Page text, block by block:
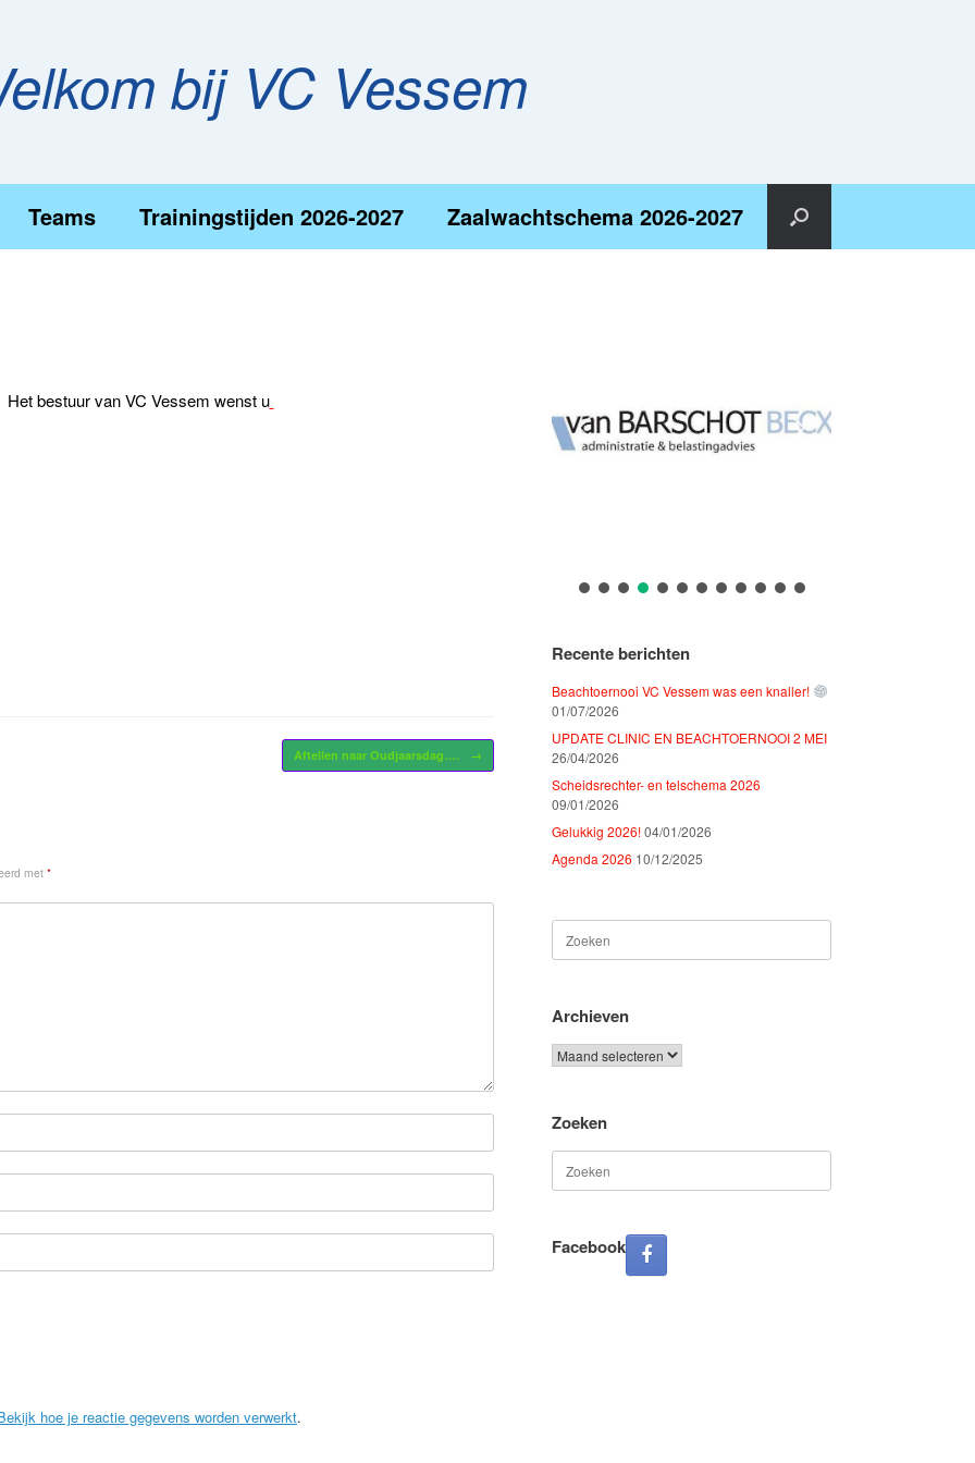
bij VC Vessem
Teams Trainingstijden 2026-2027 Zaalwachtschema 2026-2027
Het bestuur van VC Vessem wenst u
Aftellen naar Oudjaarsdag…. →
met*
hoe je reactie gegevens worden verwerkt.
Recente berichten
Beachtoernooi VC Vessem was een knaller!
01/07/2026
UPDATE CLINIC EN BEACHTOERNOOI 2 MEI
26/04/2026
Scheidsrechter- en telschema 2026
09/01/2026
Gelukkig 2026!04/01/2026
Agenda 2026 10/12/2025
naar:
Archieven
Archieven
Zoeken
naar:
Facebook